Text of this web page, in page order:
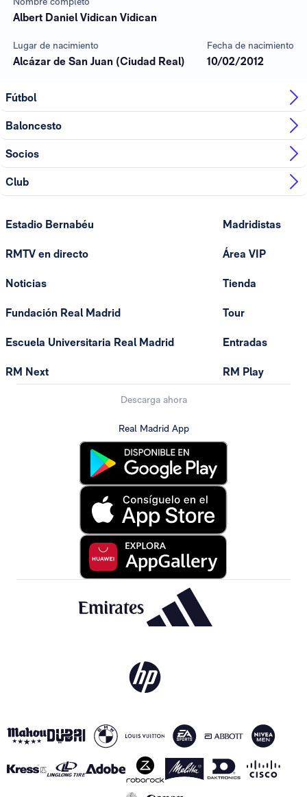
Albert Daniel Vidican Vidican
Lugar de nacimiento
Alcázar de San Juan (Ciudad Real)
Fecha de nacimiento
10/02/2012
Fútbol
Baloncesto
Socios
Club
Estadio Bernabéu
RMTV en directo
Noticias
Fundación Real Madrid
Escuela Universitaria Real Madrid
RM Next
Madridistas
Área VIP
Tienda
Tour
Entradas
RM Play
Descarga ahora
Real Madrid App